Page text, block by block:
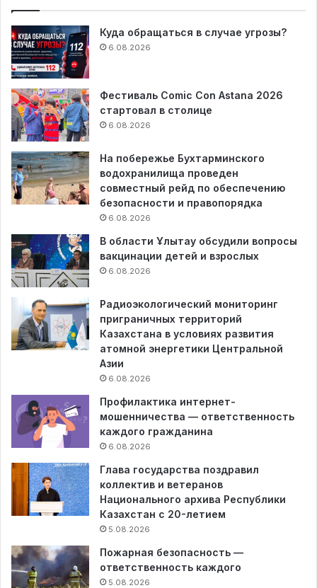
Куда обращаться в случае угрозы?
6.08.2026
Фестиваль Comic Con Astana 2026
стартовал в столице
6.08.2026
На побережье Бухтарминского
водохранилища проведен
совместный рейд по обеспечению
безопасности и правопорядка
6.08.2026
В области Ұлытау обсудили вопросы
вакцинации детей и взрослых
6.08.2026
Радиоэкологический мониторинг
приграничных территорий
Казахстана в условиях развития
атомной энергетики Центральной
Азии
6.08.2026
Профилактика интернет-
мошенничества — ответственность
каждого гражданина
6.08.2026
Глава государства поздравил
коллектив и ветеранов
Национального архива Республики
Казахстан с 20-летием
5.08.2026
Пожарная безопасность —
ответственность каждого
5.08.2026